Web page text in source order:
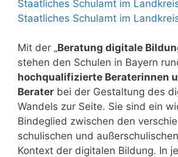
Staatliches Schulamt im
Staatliches Schulamt im
Mit der „Beratung digitale
stehen den Schulen in Bayern
hochqualifizierte Beraterinnen
Berater bei der Gestaltung des
Wandels zur Seite. Sie sind ein
Bindeglied zwischen den
schulischen und
Kontext der digitalen Bildung. In